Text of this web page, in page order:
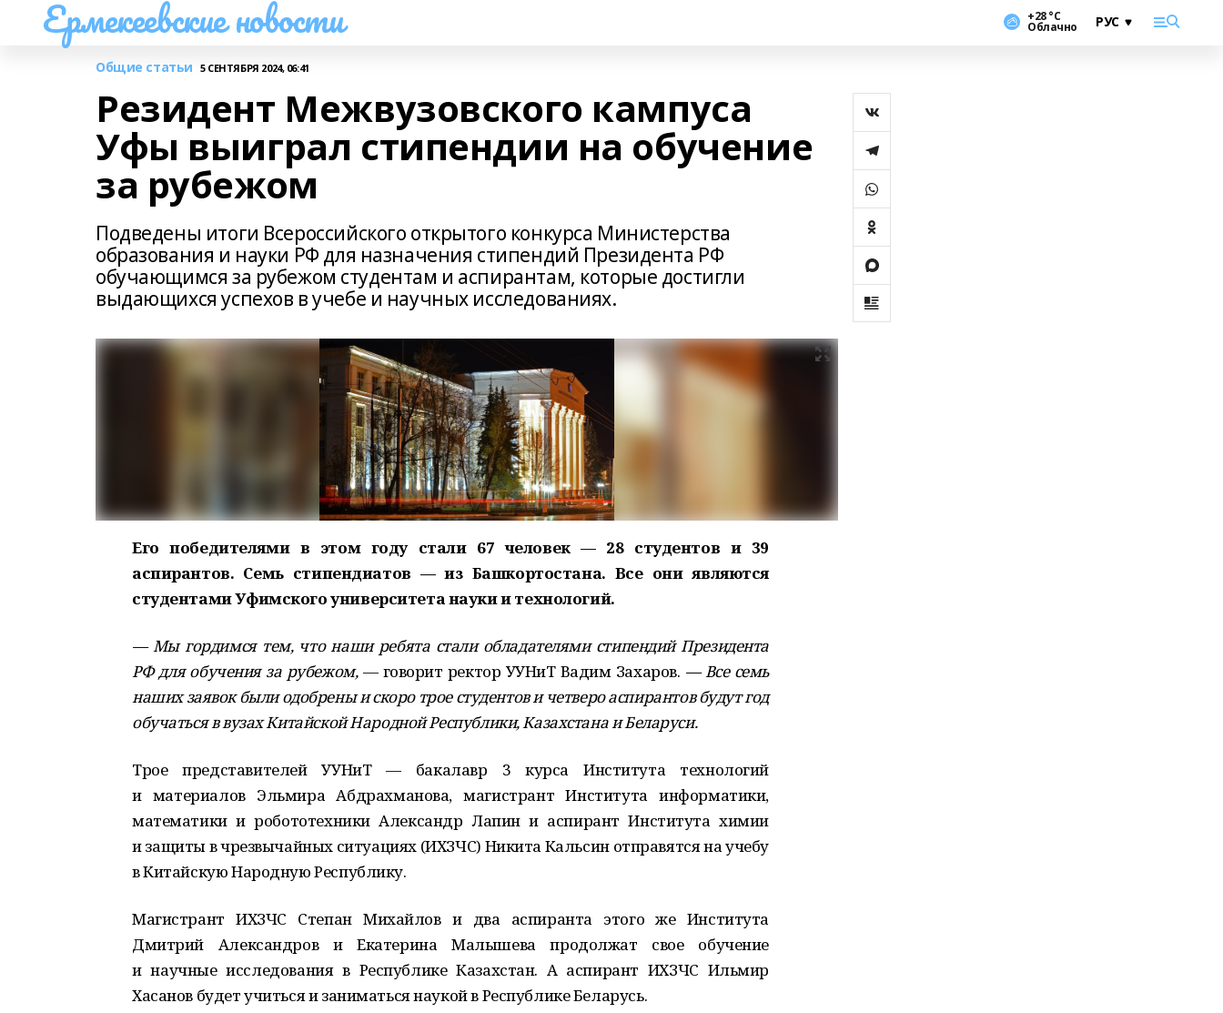
Ермекеевские новости +28 °С
Облачно
Общие статьи 5 СЕНТЯБРЯ 2024, 06:41
Резидент Межвузовского кампуса
Уфы выиграл стипендии на обучение
за рубежом
Подведены итоги Всероссийского открытого конкурса Министерства
образования и науки РФ для назначения стипендий Президента РФ
обучающимся за рубежом студентам и аспирантам, которые достигли
выдающихся успехов в учебе и научных исследованиях.
Его победителями в этом году стали 67 человек — 28 студентов и 39
аспирантов. Семь стипендиатов — из Башкортостана. Все они являются
студентами Уфимского университета науки и технологий.
— Мы гордимся тем, что наши ребята стали обладателями стипендий Президента
РФ для обучения за рубежом,— говорит ректор УУНиТ Вадим Захаров. — Все семь
наших заявок были одобрены и скоро трое студентов и четверо аспирантов будут год
обучаться в вузах Китайской Народной Республики, Казахстана и Беларуси.
Трое представителей УУНиТ — бакалавр 3 курса Института технологий
и материалов Эльмира Абдрахманова, магистрант Института информатики,
математики и робототехники Александр Лапин и аспирант Института химии
и защиты в чрезвычайных ситуациях (ИХЗЧС) Никита Кальсин отправятся на учебу
в Китайскую Народную Республику.
Магистрант ИХЗЧС Степан Михайлов и два аспиранта этого же Института
Дмитрий Александров и Екатерина Малышева продолжат свое обучение
и научные исследования в Республике Казахстан. А аспирант ИХЗЧС Ильмир
Хасанов будет учиться и заниматься наукой в Республике Беларусь.